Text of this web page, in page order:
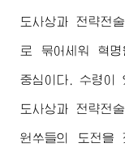
도사상과 전략전
로 묶어세워 혁명
중심이다. 수령이
도사상과 전략전
원쑤들의 도전을